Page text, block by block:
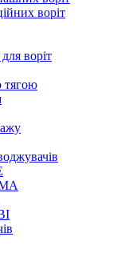
воріт
воріт
тягою